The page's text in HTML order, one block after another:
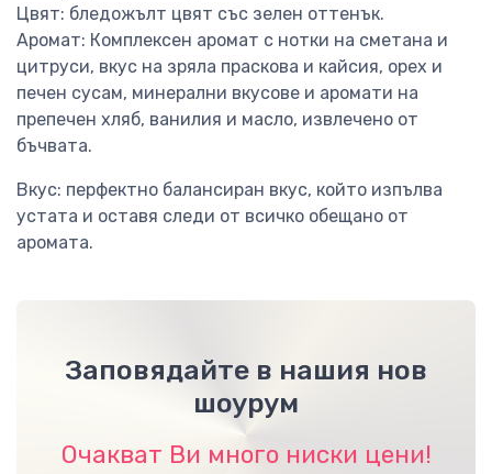
Цвят: бледожълт цвят със зелен оттенък.
Аромат: Комплексен аромат с нотки на сметана и
цитруси, вкус на зряла праскова и кайсия, орех и
печен сусам, минерални вкусове и аромати на
препечен хляб, ванилия и масло, извлечено от
бъчвата.
Вкус: перфектно балансиран вкус, който изпълва
устата и оставя следи от всичко обещано от
аромата.
Заповядайте в нашия нов
шоурум
Очакват Ви много ниски цени!